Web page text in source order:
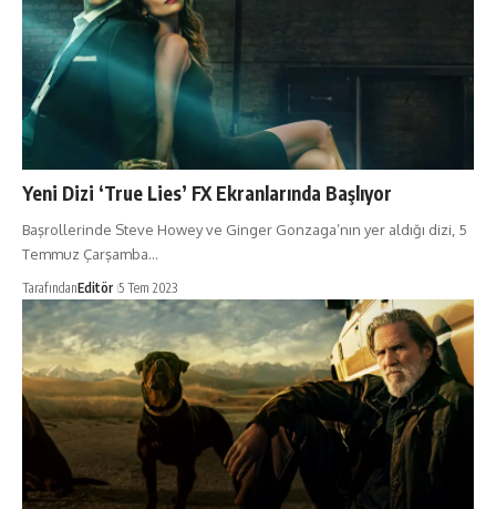
Yeni Dizi ‘True Lies’ FX Ekranlarında Başlıyor
Başrollerinde Steve Howey ve Ginger Gonzaga’nın yer aldığı dizi, 5
Temmuz Çarşamba…
TarafındanEditör 5 Tem 2023